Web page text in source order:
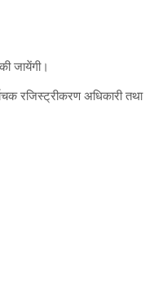
जायेंगी।
रजिस्ट्रीकरण अधिकारी तथा